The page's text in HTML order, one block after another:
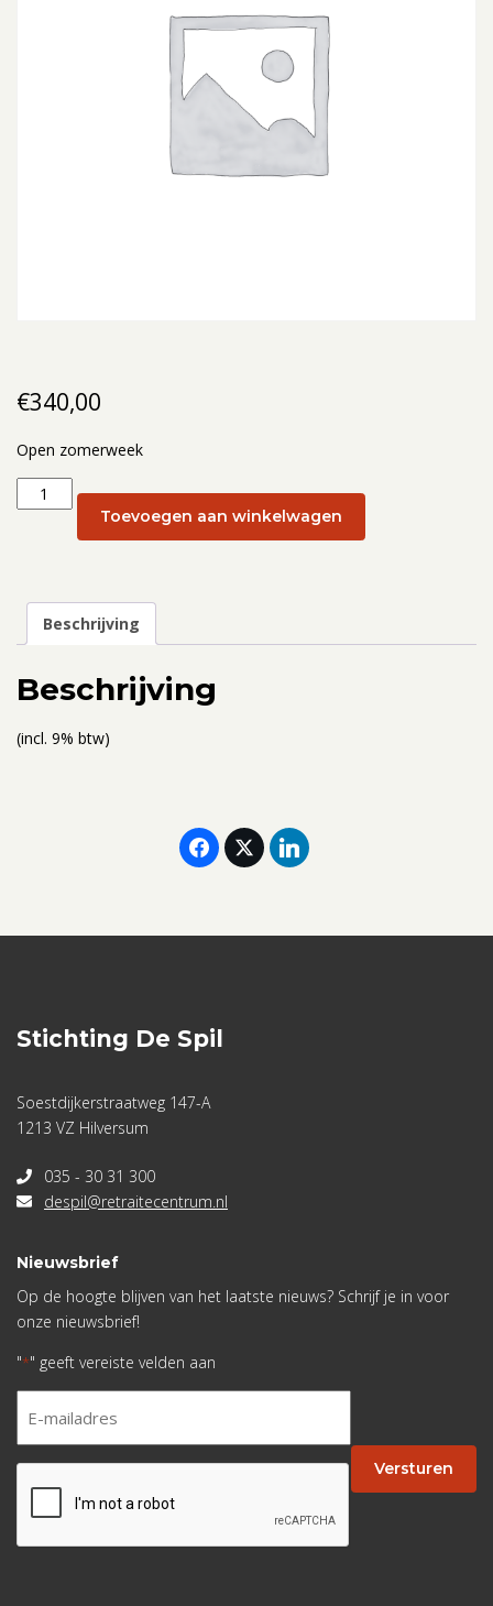
€340,00
Open zomerweek
Open
zomerweek:
30
2024
1
Toevoegen aan winkelwagen
Beschrijving
Beschrijving
(incl. 9% btw)
Stichting De Spil
Soestdijkerstraatweg 147-A
1213 VZ Hilversum
035 - 30 31 300
despil@retraitecentrum.nl
Nieuwsbrief
Op de hoogte blijven van het laatste nieuws? Schrijf je in voor
onze nieuwsbrief!
"*" geeft vereiste velden aan
* Versturen